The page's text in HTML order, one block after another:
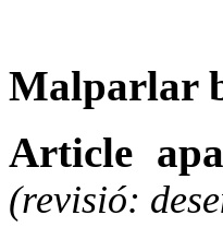
Malparlar
Article
(revisió: